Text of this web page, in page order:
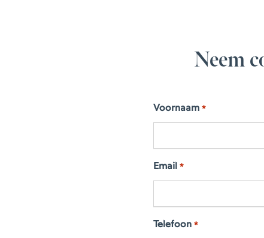
Neem
Voornaam *
Email *
Telefoon *